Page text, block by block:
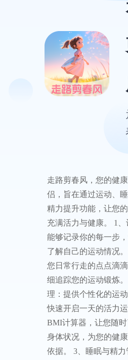
走路剪春风，您的健
侣，旨在通过运动、
精力提升功能，让您
充满活力与健康。 1、
能够记录你的每一步
了解自己的运动情况
您日常行走的点点滴
细追踪您的运动锻炼
理：提供个性化的运
快速开启一天的活力
BMI计算器，让您随
身体状况，为您的健
依据。 3、睡眠与精